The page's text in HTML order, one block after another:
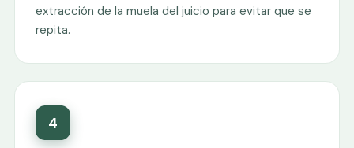
extracción de la muela del juicio para evitar que se
repita.
4